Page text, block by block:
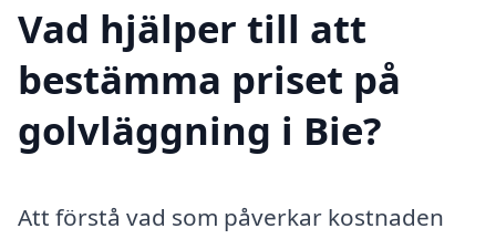
Vad hjälper till att
bestämma priset på
golvläggning i Bie?
Att förstå vad som påverkar kostnaden